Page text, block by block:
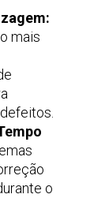
mais
o